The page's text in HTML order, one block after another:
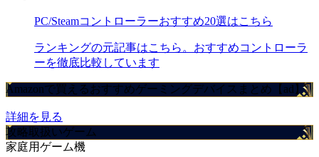
PC/Steamコントローラーおすすめ20選はこちら
ランキングの元記事はこちら。おすすめコントローラ
ーを徹底比較しています
Amazonで買えるおすすめゲーミングデバイスまとめ【ad】
詳細を見る
攻略取扱いゲーム
家庭用ゲーム機